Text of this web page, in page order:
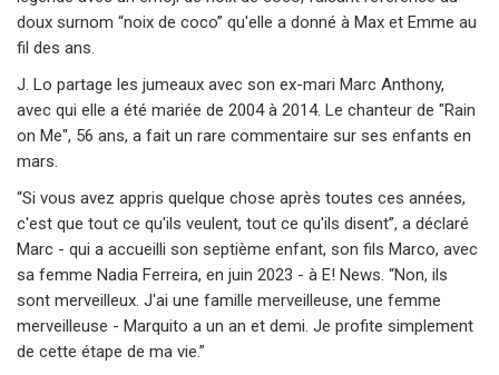
doux surnom “noix de coco” qu'elle a donné à Max et Emme au
fil des ans.
J. Lo partage les jumeaux avec son ex-mari Marc Anthony,
avec qui elle a été mariée de 2004 à 2014. Le chanteur de "Rain
on Me", 56 ans, a fait un rare commentaire sur ses enfants en
mars.
“Si vous avez appris quelque chose après toutes ces années,
c'est que tout ce qu'ils veulent, tout ce qu'ils disent”, a déclaré
Marc - qui a accueilli son septième enfant, son fils Marco, avec
sa femme Nadia Ferreira, en juin 2023 - à E! News. “Non, ils
sont merveilleux. J'ai une famille merveilleuse, une femme
merveilleuse - Marquito a un an et demi. Je profite simplement
de cette étape de ma vie.”